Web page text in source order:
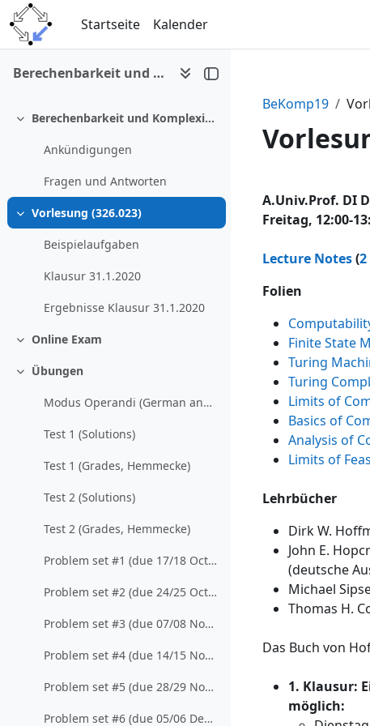
Zum Hauptinhalt
Startseite
Kalender
Berechenbarkeit und Komplexität (WS 2019/20)
Einklappen Berechenbarkeit und Komplexität (WS 2019/20)
Ankündigungen
Fragen und Antworten
Einklappen
Vorlesung (326.023)
Beispielaufgaben
Klausur 31.1.2020
Ergebnisse Klausur 31.1.2020
Einklappen
Online Exam
Einklappen
Übungen
Modus Operandi (German and English)
Test 1 (Solutions)
Test 1 (Grades, Hemmecke)
Test 2 (Solutions)
Test 2 (Grades, Hemmecke)
Problem set #1 (due 17/18 October, 2019)
Problem set #2 (due 24/25 October, 2019)
Problem set #3 (due 07/08 November, 2019)
Problem set #4 (due 14/15 November, 2019)
Problem set #5 (due 28/29 November, 2019)
Problem set #6 (due 05/06 December, 2019)
BeKomp19
A.Univ.Prof. DI
Freitag, 12:00-
Lecture Notes(2
Folien
Finite State
Turing
Turing
Limits of
Basics of
Analysis of
Limits of
Lehrbücher
Dirk W.
John E.
(deutsche
Michael
Thomas H.
Das Buch von
1. Klausur:
möglich: